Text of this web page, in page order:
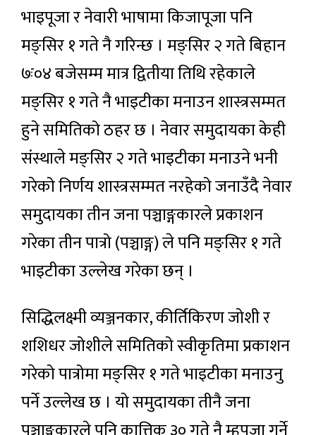
भाइपूजा र नेवारी भाषामा किजापूजा पनि
मङ्सिर १ गते नै गरिन्छ । मङ्सिर २ गते बिहान
७ः०४ बजेसम्म मात्र द्वितीया तिथि रहेकाले
मङ्सिर १ गते नै भाइटीका मनाउन शास्त्रसम्मत
हुने समितिको ठहर छ । नेवार समुदायका केही
संस्थाले मङ्सिर २ गते भाइटीका मनाउने भनी
गरेको निर्णय शास्त्रसम्मत नरहेको जनाउँदै नेवार
समुदायका तीन जना पञ्चाङ्गकारले प्रकाशन
गरेका तीन पात्रो (पञ्चाङ्ग) ले पनि मङ्सिर १ गते
भाइटीका उल्लेख गरेका छन् ।
सिद्धिलक्ष्मी व्यञ्जनकार, कीर्तिकिरण जोशी र
शशिधर जोशीले समितिको स्वीकृतिमा प्रकाशन
गरेको पात्रोमा मङ्सिर १ गते भाइटीका मनाउनु
पर्ने उल्लेख छ । यो समुदायका तीनै जना